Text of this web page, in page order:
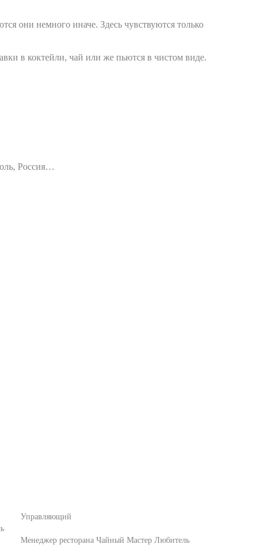
они немного иначе. Здесь чувствуются только
в коктейли, чай или же пьются в чистом виде.
Россия…
Управляющий
Менеджер ресторана Чайный Мастер Любитель